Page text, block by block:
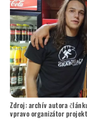
Zdroj: archív autora
vpravo organizátor